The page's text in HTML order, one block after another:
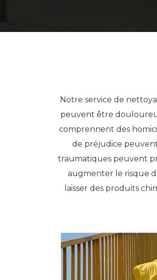
Notre service de
peuvent être
comprennent des
de préjudice
traumatiques peuvent
augmenter le risque
laisser des produits